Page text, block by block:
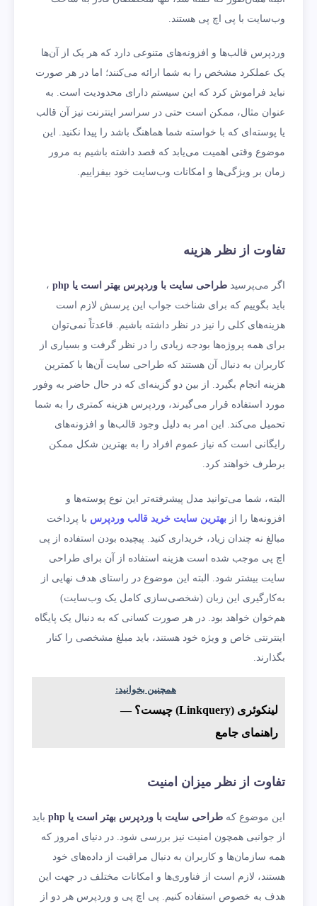
وب‌سایت با پی اچ پی هستند.
وردپرس قالب‌ها و افزونه‌های متنوعی دارد که هر یک از آن‌ها
یک عملکرد مشخص را به شما ارائه می‌کنند؛ اما در هر صورت
نباید فراموش کرد که این سیستم دارای محدودیت است. به
عنوان مثال، ممکن است حتی در سراسر اینترنت نیز آن قالب
یا پوسته‌ای که با خواسته شما هماهنگ باشد را پیدا نکنید. این
موضوع وقتی اهمیت می‌یابد که قصد داشته باشیم به مرور
زمان بر ویژگی‌ها و امکانات وب‌سایت خود بیفزاییم.
تفاوت از نظر هزینه
اگر می‌پرسید طراحی سایت با وردپرس بهتر است یا php ‌،
باید بگوییم که برای شناخت جواب این پرسش لازم است
هزینه‌های کلی را نیز در نظر داشته باشیم. قاعدتاً نمی‌توان
برای همه پروژه‌ها بودجه زیادی را در نظر گرفت و بسیاری از
کاربران به دنبال آن هستند که طراحی سایت‌ آن‌ها با کمترین
هزینه انجام بگیرد. از بین دو گزینه‌ای که در حال حاضر به وفور
مورد استفاده قرار می‌گیرند، وردپرس هزینه کمتری را به شما
تحمیل می‌کند. این امر به دلیل وجود قالب‌ها و افزونه‌های
رایگانی است که نیاز عموم افراد را به بهترین شکل ممکن
برطرف خواهند کرد.
البته، شما می‌توانید مدل پیشرفته‌تر این نوع پوسته‌ها و
افزونه‌ها را از بهترین سایت خرید قالب وردپرس با پرداخت
مبالغ نه چندان زیاد، خریداری کنید. پیچیده بودن استفاده از پی
اچ پی موجب شده است هزینه استفاده از آن برای طراحی
سایت بیشتر شود. البته این موضوع در راستای هدف نهایی از
به‌کارگیری این زبان (شخصی‌سازی کامل یک وب‌سایت)
هم‌خوان خواهد بود. در هر صورت کسانی که به دنبال یک پایگاه
اینترنتی خاص و ویژه خود هستند، باید مبلغ مشخصی را کنار
بگذارند.
همچنین بخوانید:
لینکوئری (Linkquery) چیست؟ —
راهنمای جامع
تفاوت از نظر میزان امنیت
این موضوع که طراحی سایت با وردپرس بهتر است یا php باید
از جوانبی همچون امنیت نیز بررسی شود. در دنیای امروز که
همه سازمان‌ها و کاربران به دنبال مراقبت از داده‌های خود
هستند، لازم است از فناوری‌ها و امکانات مختلف در جهت این
هدف به خصوص استفاده کنیم. پی اچ پی و وردپرس هر دو از